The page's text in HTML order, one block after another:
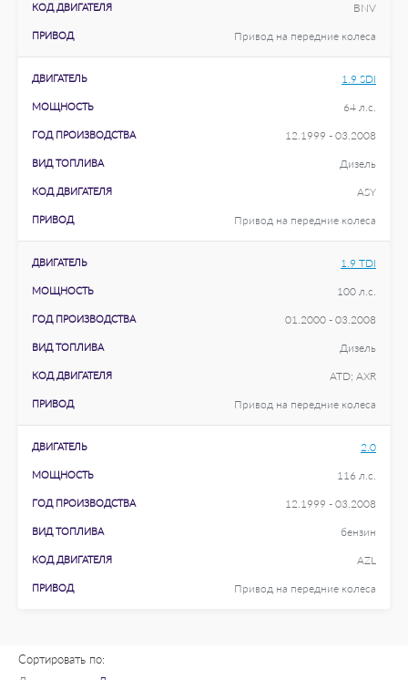
КОД ДВИГАТЕЛЯ BNV
ПРИВОД Привод на передние колеса
ДВИГАТЕЛЬ 1.9 SDI
МОЩНОСТЬ 64 л.с.
ГОД ПРОИЗВОДСТВА 12.1999 - 03.2008
ВИД ТОПЛИВА Дизель
КОД ДВИГАТЕЛЯ ASY
ПРИВОД Привод на передние колеса
ДВИГАТЕЛЬ 1.9 TDI
МОЩНОСТЬ 100 л.с.
ГОД ПРОИЗВОДСТВА 01.2000 - 03.2008
ВИД ТОПЛИВА Дизель
КОД ДВИГАТЕЛЯ ATD; AXR
ПРИВОД Привод на передние колеса
ДВИГАТЕЛЬ 2.0
МОЩНОСТЬ 116 л.с.
ГОД ПРОИЗВОДСТВА 12.1999 - 03.2008
ВИД ТОПЛИВА бензин
КОД ДВИГАТЕЛЯ AZL
ПРИВОД Привод на передние колеса
Сортировать по: